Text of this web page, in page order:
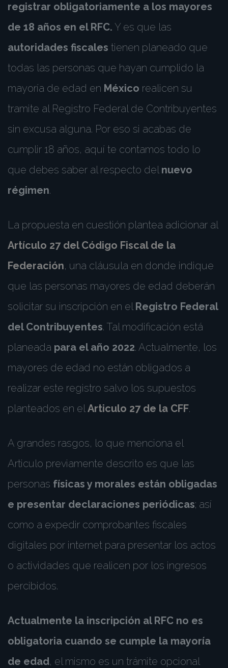
registrar obligatoriamente a los mayores
de 18 años en el RFC. Y es que las
autoridades fiscales tienen planeado que
todas las personas que hayan cumplido la
mayoría de edad en México realicen su
tramite al Registro Federal de Contribuyentes
sin excusa alguna. Por eso si acabas de
cumplir 18 años, aquí te contamos todo lo
que debes saber al respecto del nuevo
régimen.
La propuesta en cuestión plantea adicionar al
Artículo 27 del Código Fiscal de la
Federación, una cláusula en donde indique
que las personas mayores de edad deberán
solicitar su inscripción en el Registro Federal
del Contribuyentes. Tal modificación está
planeada para el año 2022. Actualmente, los
mayores de edad no están obligados a
realizar este registro salvo los supuestos
planteados en elArticulo 27 de la CFF.
A grandes rasgos, lo que menciona el
Articulo previamente descrito es que las
personas físicas y morales están obligadas
e presentar declaraciones periódicas; así
como a expedir comprobantes fiscales
digitales por internet para presentar los actos
o actividades que realicen por los ingresos
percibidos.
Actualmente la inscripción al RFC no es
obligatoria cuando se cumple la mayoría
de edad, el mismo es un trámite opcional